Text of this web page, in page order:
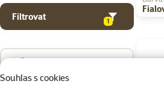
Souhlas s cookies
Filtrovat 1
Seřadit